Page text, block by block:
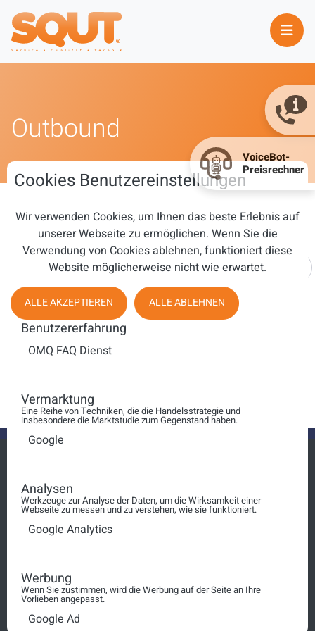
Outbound
Outbound
Teil des Titels eingeben FILTER ZURÜCKSETZEN
Künstliche Intelligenz für
Login
squt@schosimo.de
AGB
Impressum
Cookies Benutzereinstellungen
Wir verwenden Cookies, um Ihnen das beste Erlebnis auf
unserer Webseite zu ermöglichen. Wenn Sie die
Verwendung von Cookies ablehnen, funktioniert diese
Website möglicherweise nicht wie erwartet.
ALLE AKZEPTIEREN ALLE ABLEHNEN
Benutzererfahrung
OMQ FAQ Dienst
Vermarktung
Eine Reihe von Techniken, die die Handelsstrategie und
insbesondere die Marktstudie zum Gegenstand haben.
Google
Analysen
Werkzeuge zur Analyse der Daten, um die Wirksamkeit einer
Webseite zu messen und zu verstehen, wie sie funktioniert.
Google Analytics
Werbung
Wenn Sie zustimmen, wird die Werbung auf der Seite an Ihre
Vorlieben angepasst.
Google Ad